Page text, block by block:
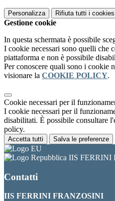
Personalizza Rifiuta tutti i cookies
Gestione cookie
In questa schermata è possibile
I cookie necessari sono quelli che
piattaforma e non è possibile
Per conoscere quali sono i cookie
visionare la COOKIE POLICY.
Cookie necessari per il
I cookie necessari per il
disabilitati. È possibile consultare
policy.
Accetta tutti Salva le preferenze
IIS FERRINI
Contatti
IIS FERRINI FRANZOSINI